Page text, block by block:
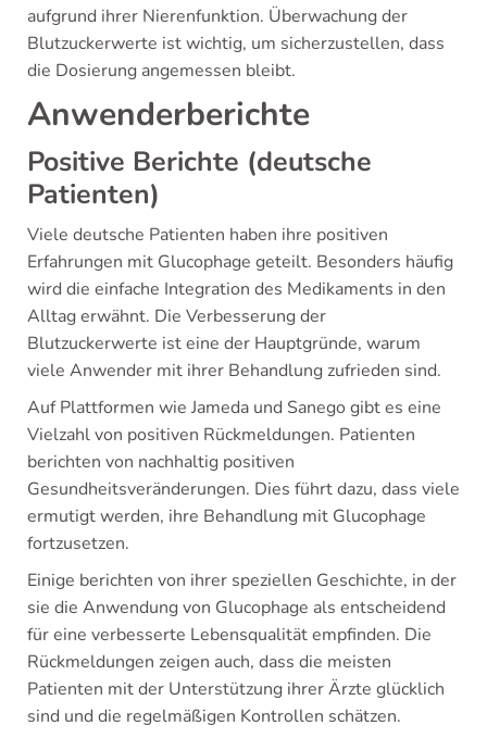
aufgrund ihrer Nierenfunktion. Überwachung der
Blutzuckerwerte ist wichtig, um sicherzustellen, dass
die Dosierung angemessen bleibt.
Anwenderberichte
Positive Berichte (deutsche
Patienten)
Viele deutsche Patienten haben ihre positiven
Erfahrungen mit Glucophage geteilt. Besonders häufig
wird die einfache Integration des Medikaments in den
Alltag erwähnt. Die Verbesserung der
Blutzuckerwerte ist eine der Hauptgründe, warum
viele Anwender mit ihrer Behandlung zufrieden sind.
Auf Plattformen wie Jameda und Sanego gibt es eine
Vielzahl von positiven Rückmeldungen. Patienten
berichten von nachhaltig positiven
Gesundheitsveränderungen. Dies führt dazu, dass viele
ermutigt werden, ihre Behandlung mit Glucophage
fortzusetzen.
Einige berichten von ihrer speziellen Geschichte, in der
sie die Anwendung von Glucophage als entscheidend
für eine verbesserte Lebensqualität empfinden. Die
Rückmeldungen zeigen auch, dass die meisten
Patienten mit der Unterstützung ihrer Ärzte glücklich
sind und die regelmäßigen Kontrollen schätzen.